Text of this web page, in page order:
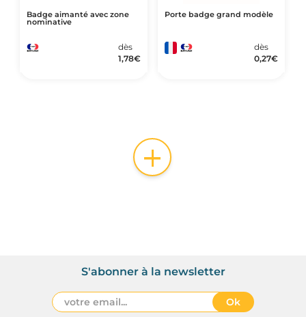
Badge aimanté avec zone
nominative
dès
1,78€
Porte badge grand modèle
dès
0,27€
+
S'abonner à la newsletter
Ok